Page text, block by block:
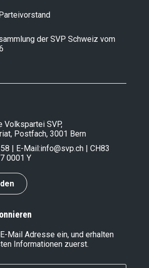
der SVP Schweiz vom
Volkspartei SVP,
Postfach, 3001 Bern
| E-Mail:info@svp.ch | CH83
0001 Y
Mail Adresse ein, und erhalten
Informationen zuerst.